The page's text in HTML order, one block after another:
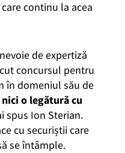
continu la acea
de expertiză
concursul pentru
în domeniul său de
o legătură cu
spus Ion Sterian.
cu securiștii care
se întâmple.